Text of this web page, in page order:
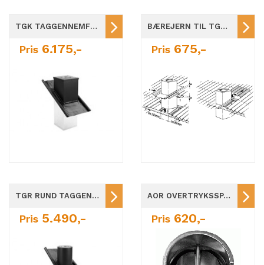
TGK TAGGENNEMFØRING Ø160-Ø450MM
Pris 6.175,-
BÆREJERN TIL TGK/TGR TAGGENNEMFØRING Ø160-Ø450
Pris 675,-
TGR RUND TAGGENNEMFØRING Ø160-Ø400
Pris 5.490,-
AOR OVERTRYKSSPJÆLD Ø160-Ø450
Pris 620,-